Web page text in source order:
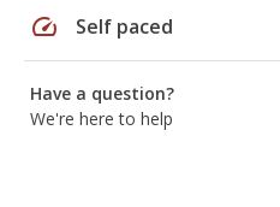
speed Self paced
Have a question?
We're here to help